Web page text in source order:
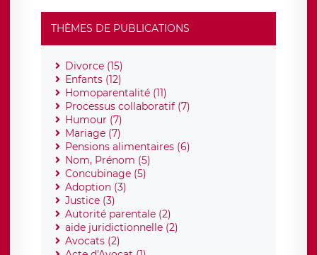
THÈMES DE PUBLICATIONS
Divorce (15)
Enfants (12)
Homoparentalité (11)
Processus collaboratif (7)
Humour (7)
Mariage (7)
Pensions alimentaires (6)
Nom, Prénom (5)
Concubinage (5)
Adoption (3)
Justice (3)
Autorité parentale (2)
aide juridictionnelle (2)
Avocats (2)